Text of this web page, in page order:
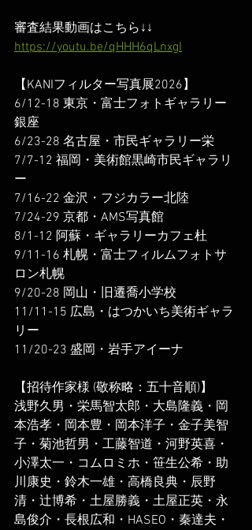
審査結果動画はこちら↓↓
https://youtu.be/qHHH6qLnxgI
【KANIフィルター写真展2026】
6/12-18 東京・富士フォトギャラリー
銀座
6/23-28 名古屋・市民ギャラリー栄
7/7-12 福岡・美術館黒崎市民ギャラリ
ー
7/16-22 金沢・フジカラー北陸
7/24-29 京都・AMS写真館
8/1-12 阿蘇・ギャラリーカフェ杜
9/11-16 札幌・富士フィルムフォトサ
ロン札幌
9/20-28 岡山・旧遷喬小学校
11/11-15 広島・はつかいち美術ギャラ
リー
11/20-23 盛岡・岩手アイーナ
【招待作家様 (敬称略：五十音順)】
浅野久男・栄馬智太郎・大島隆義・岡
本浩孝・岡本豊・岡本洋子・金子美智
子・菊池哲男・工藤智道・河野英喜・
小澤太一・コムロミホ・笹生公希・助
川康史・鈴木一雄・高橋良典・辰野
清・辻博希・土屋勝義・土屋正英・永
島俊介・長根広和・HASEO・秦達夫・